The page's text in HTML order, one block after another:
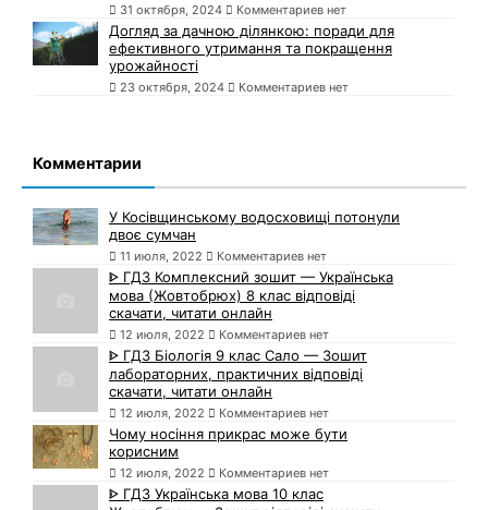
31 октября, 2024 Комментариев нет
Догляд за дачною ділянкою: поради для
ефективного утримання та покращення
урожайності
23 октября, 2024 Комментариев нет
Комментарии
У Косівщинському водосховищі потонули
двоє сумчан
11 июля, 2022 Комментариев нет
ᐈ ГДЗ Комплексний зошит — Українська
мова (Жовтобрюх) 8 клас відповіді
скачати, читати онлайн
12 июля, 2022 Комментариев нет
ᐈ ГДЗ Біологія 9 клас Сало — Зошит
лабораторних, практичних відповіді
скачати, читати онлайн
12 июля, 2022 Комментариев нет
Чому носіння прикрас може бути
корисним
12 июля, 2022 Комментариев нет
ᐈ ГДЗ Українська мова 10 клас